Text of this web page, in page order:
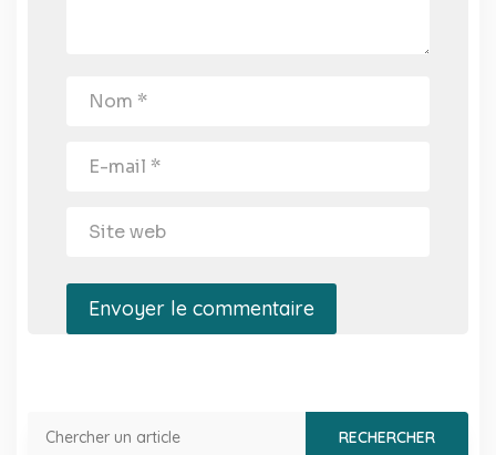
Envoyer le commentaire